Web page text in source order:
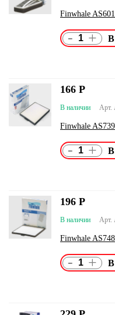
Finwhale
- +
Арт.
В наличии
Finwhale
166 Р
- +
Арт.
В наличии
Finwhale
196 Р
- +